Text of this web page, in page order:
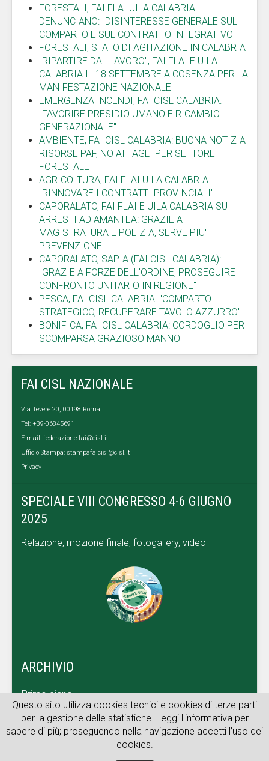
FORESTALI, FAI FLAI UILA CALABRIA
DENUNCIANO: "DISINTERESSE GENERALE SUL
COMPARTO E SUL CONTRATTO INTEGRATIVO"
FORESTALI, STATO DI AGITAZIONE IN CALABRIA
"RIPARTIRE DAL LAVORO", FAI FLAI E UILA
CALABRIA IL 18 SETTEMBRE A COSENZA PER LA
MANIFESTAZIONE NAZIONALE
EMERGENZA INCENDI, FAI CISL CALABRIA:
"FAVORIRE PRESIDIO UMANO E RICAMBIO
GENERAZIONALE"
AMBIENTE, FAI CISL CALABRIA: BUONA NOTIZIA
RISORSE PAF, NO AI TAGLI PER SETTORE
FORESTALE
AGRICOLTURA, FAI FLAI UILA CALABRIA:
"RINNOVARE I CONTRATTI PROVINCIALI"
CAPORALATO, FAI FLAI E UILA CALABRIA SU
ARRESTI AD AMANTEA: GRAZIE A
MAGISTRATURA E POLIZIA, SERVE PIU'
PREVENZIONE
CAPORALATO, SAPIA (FAI CISL CALABRIA):
"GRAZIE A FORZE DELL'ORDINE, PROSEGUIRE
CONFRONTO UNITARIO IN REGIONE"
PESCA, FAI CISL CALABRIA: "COMPARTO
STRATEGICO, RECUPERARE TAVOLO AZZURRO"
BONIFICA, FAI CISL CALABRIA: CORDOGLIO PER
SCOMPARSA GRAZIOSO MANNO
FAI CISL NAZIONALE
Via Tevere 20, 00198 Roma
Tel: +39-06845691
E-mail: federazione.fai@cisl.it
Ufficio Stampa: stampafaicisl@cisl.it
Privacy
SPECIALE VIII CONGRESSO 4-6 GIUGNO
2025
Relazione, mozione finale, fotogallery, video
ARCHIVIO
Primo piano
Dal territorio
Archivio web
Questo sito utilizza cookies tecnici e cookies di terze parti
per la gestione delle statistiche. Leggi l'informativa per
sapere di più; proseguendo nella navigazione accetti l’uso dei
cookies.